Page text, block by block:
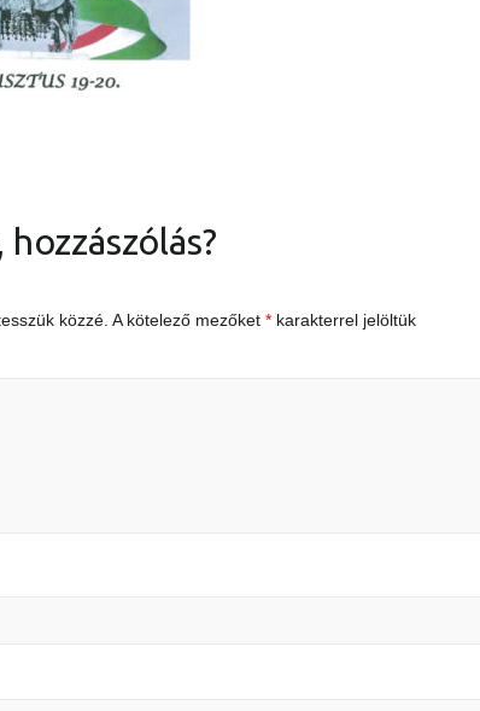
közzé. A kötelező mezőket* karakterrel jelöltük